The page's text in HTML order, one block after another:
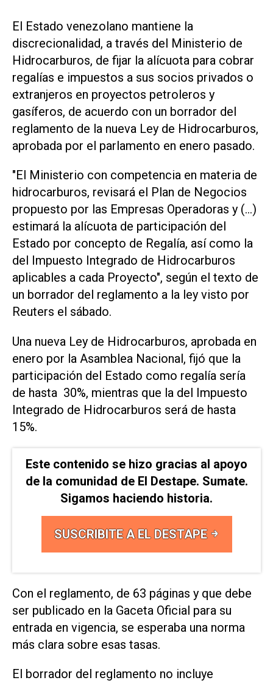
El ​Estado venezolano mantiene la
discrecionalidad, a través del Ministerio de
Hidrocarburos, de fijar ‌la alícuota para cobrar
‌regalías e impuestos a sus socios privados o
extranjeros en proyectos petroleros y
gasíferos, de acuerdo con un borrador del
reglamento de la nueva Ley de Hidrocarburos,
aprobada por el parlamento en enero pasado.
"El Ministerio con ​competencia en ⁠materia de
hidrocarburos, revisará el Plan de ‌Negocios
propuesto por las Empresas Operadoras ⁠y (...)
estimará la alícuota ⁠de participación del
Estado por concepto de Regalía, así como la
del Impuesto Integrado de ⁠Hidrocarburos
aplicables a cada Proyecto", según el ​texto de
un borrador del ‌reglamento a la ley ‌visto por
Reuters el sábado.
Una nueva Ley ⁠de Hidrocarburos, aprobada en
enero por la Asamblea Nacional, fijó que la
participación del Estado como regalía sería
de hasta ​30%, mientras ‌que la del Impuesto
Integrado de Hidrocarburos será de hasta
15%.
Este contenido se hizo gracias al apoyo
de la comunidad de El Destape. Sumate.
Sigamos haciendo historia.
SUSCRIBITE A EL DESTAPE
Con el reglamento, de 63 páginas y que debe
ser publicado en la Gaceta Oficial ⁠para su
entrada en vigencia, se esperaba una norma
más clara sobre esas tasas.
El borrador del reglamento no incluye